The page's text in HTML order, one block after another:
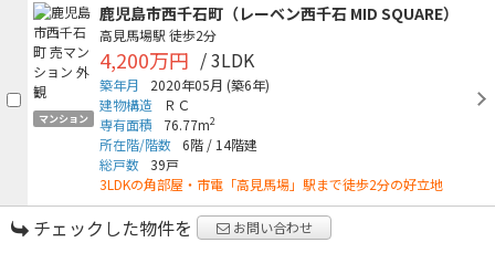
マンション
鹿児島市西千石町（レーベン西千石 MID SQUARE）
高見馬場駅 徒歩2分
4,200万円 / 3LDK
築年月 2020年05月 (築6年)
建物構造
ＲＣ
専有面積
76.77m2
所在階/階数 6階 / 14階建
総戸数 39戸
3LDKの角部屋・市電「高見馬場」駅まで徒歩2分の好立地
チェックした物件を お問い合わせ